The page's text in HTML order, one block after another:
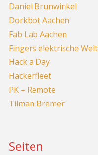
Daniel Brunwinkel
Dorkbot Aachen
Fab Lab Aachen
Fingers elektrische Welt
Hack a Day
Hackerfleet
PK – Remote
Tilman Bremer
Seiten